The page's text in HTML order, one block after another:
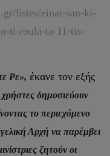
listes/einai-san-ki-
ti-roula-ta-11-tis-
Ρε», έκανε τον εξής
δημοσιεύουν
το περιεχόμενο
Αρχή να παρέμβει
ζητούν οι